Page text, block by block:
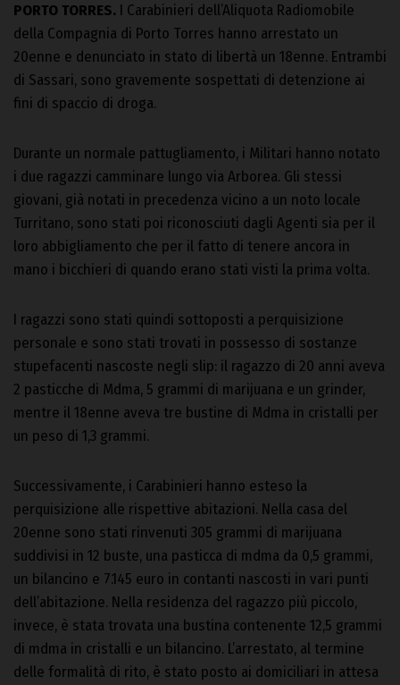
PORTO TORRES. I Carabinieri dell’Aliquota Radiomobile
della Compagnia di Porto Torres hanno arrestato un
20enne e denunciato in stato di libertà un 18enne. Entrambi
di Sassari, sono gravemente sospettati di detenzione ai
fini di spaccio di droga.
Durante un normale pattugliamento, i Militari hanno notato
i due ragazzi camminare lungo via Arborea. Gli stessi
giovani, già notati in precedenza vicino a un noto locale
Turritano, sono stati poi riconosciuti dagli Agenti sia per il
loro abbigliamento che per il fatto di tenere ancora in
mano i bicchieri di quando erano stati visti la prima volta.
I ragazzi sono stati quindi sottoposti a perquisizione
personale e sono stati trovati in possesso di sostanze
stupefacenti nascoste negli slip: il ragazzo di 20 anni aveva
2 pasticche di Mdma, 5 grammi di marijuana e un grinder,
mentre il 18enne aveva tre bustine di Mdma in cristalli per
un peso di 1,3 grammi.
Successivamente, i Carabinieri hanno esteso la
perquisizione alle rispettive abitazioni. Nella casa del
20enne sono stati rinvenuti 305 grammi di marijuana
suddivisi in 12 buste, una pasticca di mdma da 0,5 grammi,
un bilancino e 7.145 euro in contanti nascosti in vari punti
dell’abitazione. Nella residenza del ragazzo più piccolo,
invece, è stata trovata una bustina contenente 12,5 grammi
di mdma in cristalli e un bilancino. L’arrestato, al termine
delle formalità di rito, è stato posto ai domiciliari in attesa